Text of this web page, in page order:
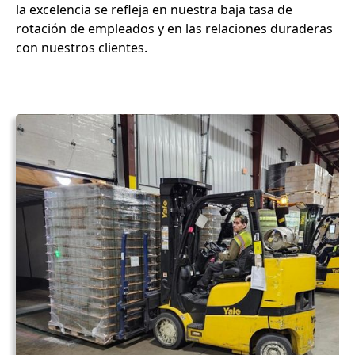
la excelencia se refleja en nuestra baja tasa de
rotación de empleados y en las relaciones duraderas
con nuestros clientes.